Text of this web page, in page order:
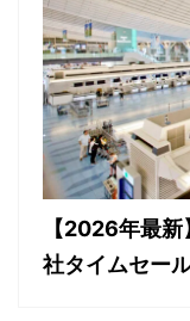
【2026年最
社タイムセー